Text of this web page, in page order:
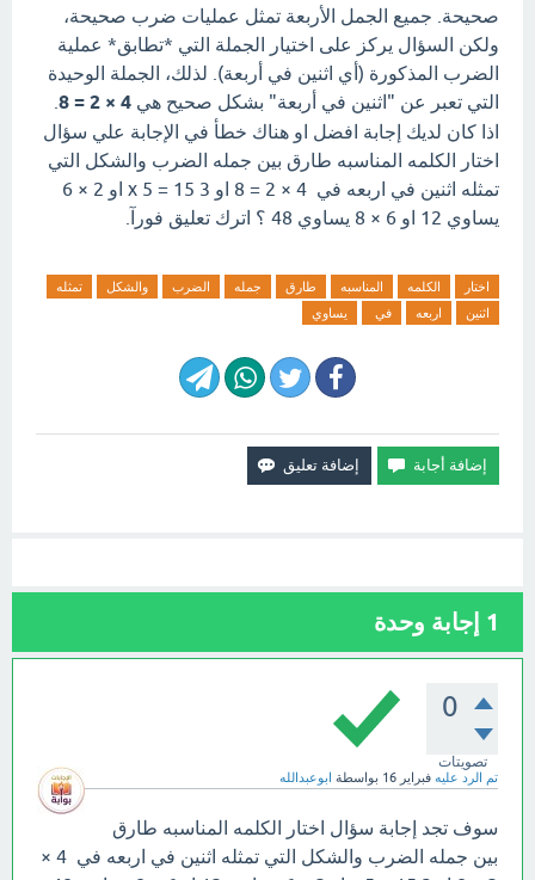
صحيحة. جميع الجمل الأربعة تمثل عمليات ضرب صحيحة،
ولكن السؤال يركز على اختيار الجملة التي *تطابق* عملية
الضرب المذكورة (أي اثنين في أربعة). لذلك، الجملة الوحيدة
التي تعبر عن "اثنين في أربعة" بشكل صحيح هي 4 × 2 = 8
اذا كان لديك إجابة افضل او هناك خطأ في الإجابة علي سؤال
اختار الكلمه المناسبه طارق بين جمله الضرب والشكل التي
تمثله اثنين في اربعه في 4 × 2 = 8 او 3 x 5 = 15 او 2 × 6
يساوي 12 او 6 × 8 يساوي 48 ؟ اترك تعليق فورآ.
اختار الكلمه المناسبه طارق جمله الضرب والشكل
تمثله
اثنين
اربعه في يساوي
1 إجابة وحدة
0
تصويتات
تم الرد عليه فبراير 16 بواسطة ابوعبدالله
سوف تجد إجابة سؤال اختار الكلمه المناسبه طارق
بين جمله الضرب والشكل التي تمثله اثنين في اربعه في 4 ×